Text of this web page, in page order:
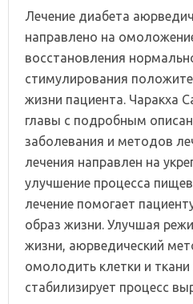
Лечение диабета
направлено на
восстановления
стимулирования
жизни пациента. Чаракха
главы с подробным
заболевания и методов
лечения направлен на
улучшение процесса
лечение помогает
образ жизни. Улучшая
жизни, аюрведический
омолодить клетки и ткани
стабилизирует процесс